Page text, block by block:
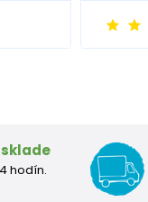
hodín.